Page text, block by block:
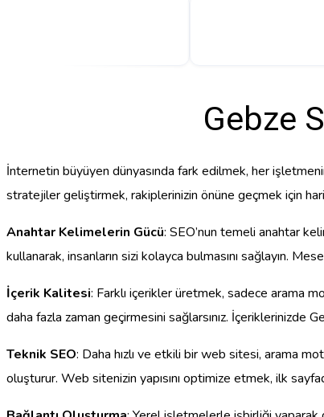
Gebze
İnternetin büyüyen dünyasında fark edilmek, her
stratejiler geliştirmek, rakiplerinizin önüne geçmek için
Anahtar Kelimelerin Gücü: SEO’nun temeli anahtar
kullanarak, insanların sizi kolayca bulmasını sağlayın.
İçerik Kalitesi: Farklı içerikler üretmek, sadece arama
daha fazla zaman geçirmesini sağlarsınız. İçeriklerinizde
Teknik SEO: Daha hızlı ve etkili bir web sitesi, arama
oluşturur. Web sitenizin yapısını optimize etmek, ilk